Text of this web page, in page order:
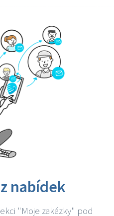
nabídek
"Moje zakázky" pod